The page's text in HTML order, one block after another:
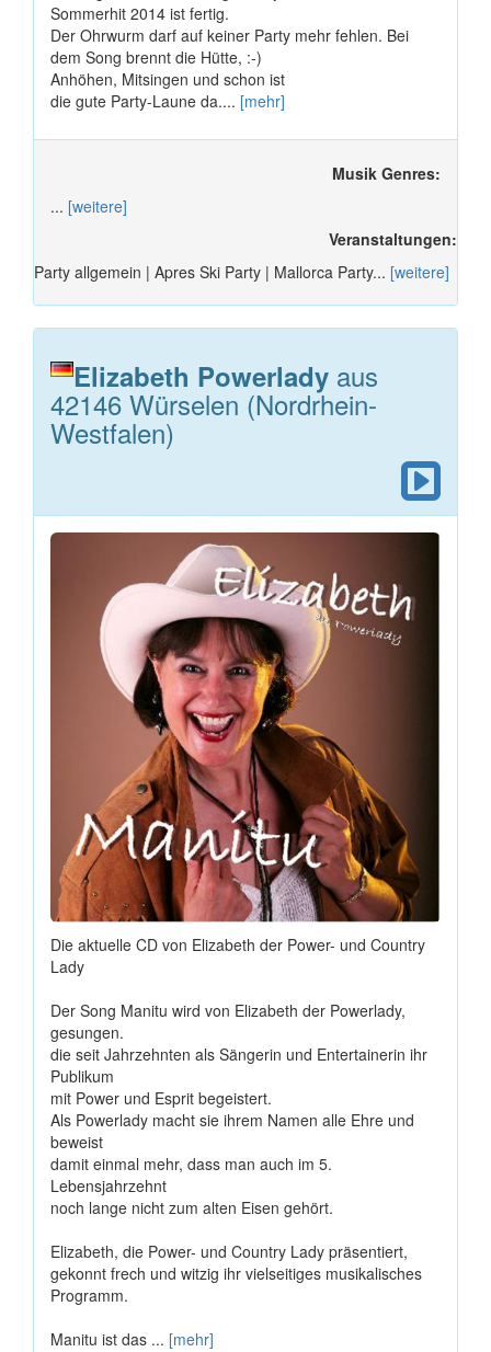
Sommerhit 2014 ist fertig.
Der Ohrwurm darf auf keiner Party mehr fehlen. Bei
dem Song brennt die Hütte, :-)
Anhöhen, Mitsingen und schon ist
die gute Party-Laune da.... [mehr]
Musik Genres:
... [weitere]
Veranstaltungen:
Party allgemein | Apres Ski Party | Mallorca Party... [weitere]
Elizabeth Powerlady aus
42146 Würselen (Nordrhein-
Westfalen)
Die aktuelle CD von Elizabeth der Power- und Country
Lady
Der Song Manitu wird von Elizabeth der Powerlady,
gesungen.
die seit Jahrzehnten als Sängerin und Entertainerin ihr
Publikum
mit Power und Esprit begeistert.
Als Powerlady macht sie ihrem Namen alle Ehre und
beweist
damit einmal mehr, dass man auch im 5.
Lebensjahrzehnt
noch lange nicht zum alten Eisen gehört.
Elizabeth, die Power- und Country Lady präsentiert,
gekonnt frech und witzig ihr vielseitiges musikalisches
Programm.
Manitu ist das ... [mehr]